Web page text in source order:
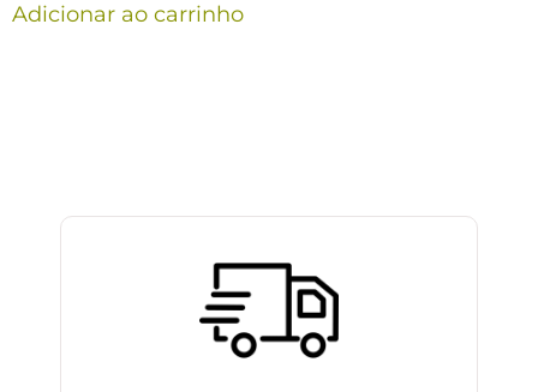
Adicionar ao carrinho